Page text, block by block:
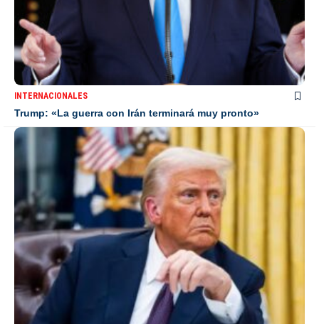
INTERNACIONALES
Trump: «La guerra con Irán terminará muy pronto»